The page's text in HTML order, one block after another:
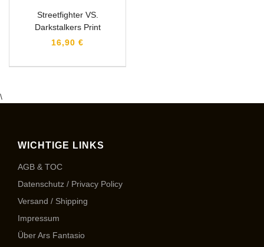
Streetfighter VS.
Darkstalkers Print
16,90 €
\
WICHTIGE LINKS
AGB & TOC
Datenschutz / Privacy Policy
Versand / Shipping
Impressum
Über Ars Fantasio